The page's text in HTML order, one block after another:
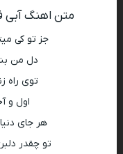
متن اهنگ آبی
جز تو کی
دل من
توی راه
اول و
هر جای
تو چقدر